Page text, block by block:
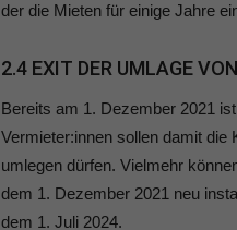
der die Mieten für einige Jahre
2.4 EXIT DER UMLAGE
Bereits am 1. Dezember 2021
Vermieter:innen sollen damit die
umlegen dürfen. Vielmehr
dem 1. Dezember 2021 neu
dem 1. Juli 2024.